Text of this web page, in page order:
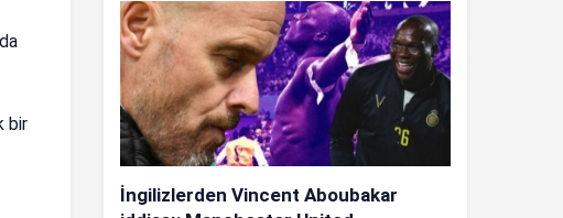
bir
İngilizlerden Vincent Aboubakar